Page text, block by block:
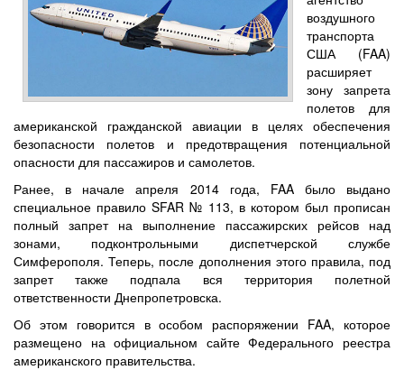
воздушного
транспорта
США (FAA)
расширяет
зону запрета
полетов для
американской гражданской авиации в целях обеспечения
безопасности полетов и предотвращения потенциальной
опасности для пассажиров и самолетов.
Ранее, в начале апреля 2014 года, FAA было выдано
специальное правило SFAR № 113, в котором был прописан
полный запрет на выполнение пассажирских рейсов над
зонами, подконтрольными диспетчерской службе
Симферополя. Теперь, после дополнения этого правила, под
запрет также подпала вся территория полетной
ответственности Днепропетровска.
Об этом говорится в особом распоряжении FAA, которое
размещено на официальном сайте Федерального реестра
американского правительства.